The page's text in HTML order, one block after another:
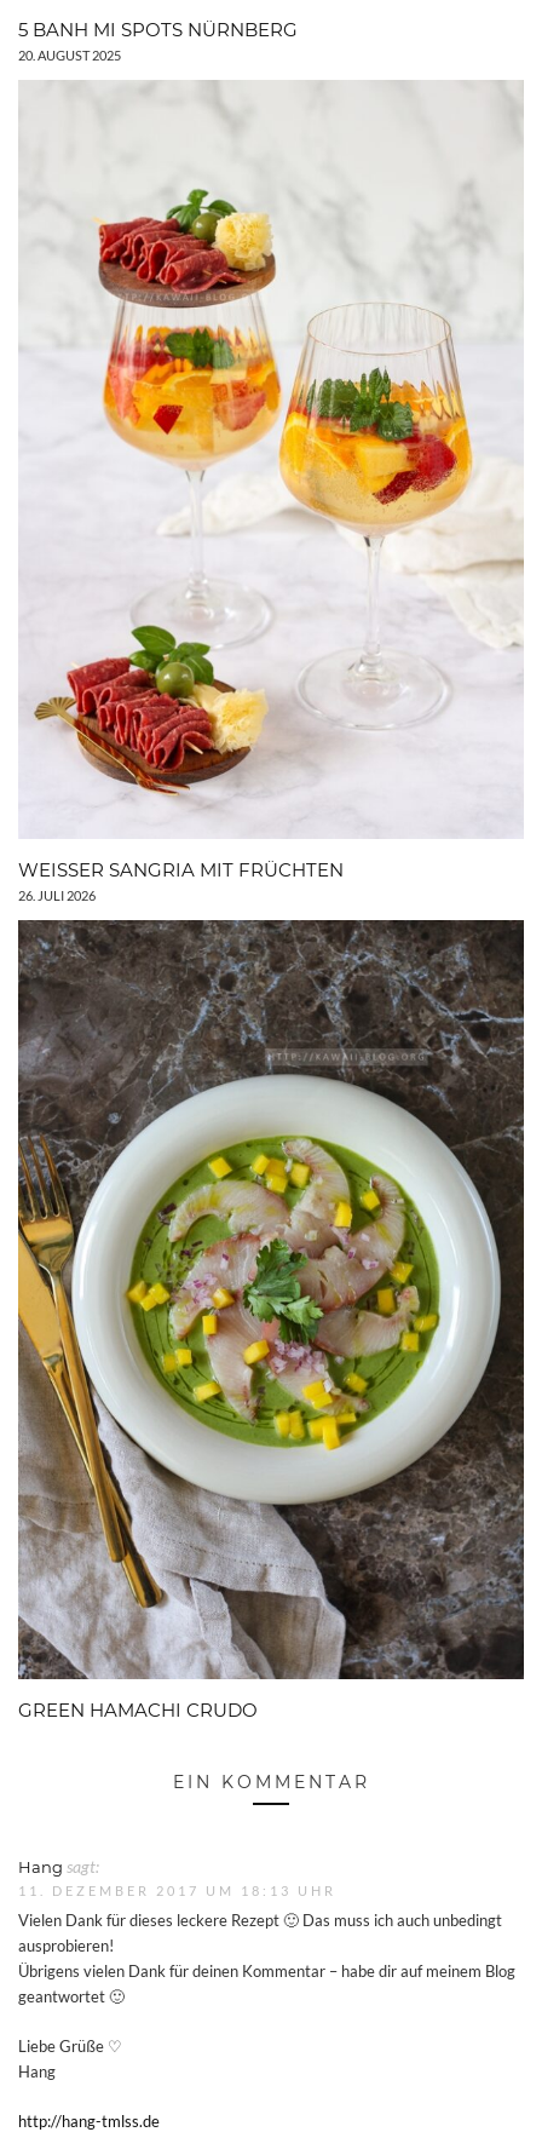
5 BANH MI SPOTS NÜRNBERG
20. AUGUST 2025
WEISSER SANGRIA MIT FRÜCHTEN
26. JULI 2026
GREEN HAMACHI CRUDO
EIN KOMMENTAR
Hang sagt:
11. DEZEMBER 2017 UM 18:13 UHR
Vielen Dank für dieses leckere Rezept 🙂 Das muss ich auch unbedingt
ausprobieren!
Übrigens vielen Dank für deinen Kommentar – habe dir auf meinem Blog
geantwortet 🙂
Liebe Grüße ♡
Hang
http://hang-tmlss.de